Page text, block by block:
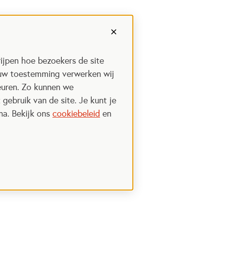
hoe bezoekers de site
toestemming verwerken wij
Zo kunnen we
van de site. Je kunt je
Bekijk ons cookiebeleid en